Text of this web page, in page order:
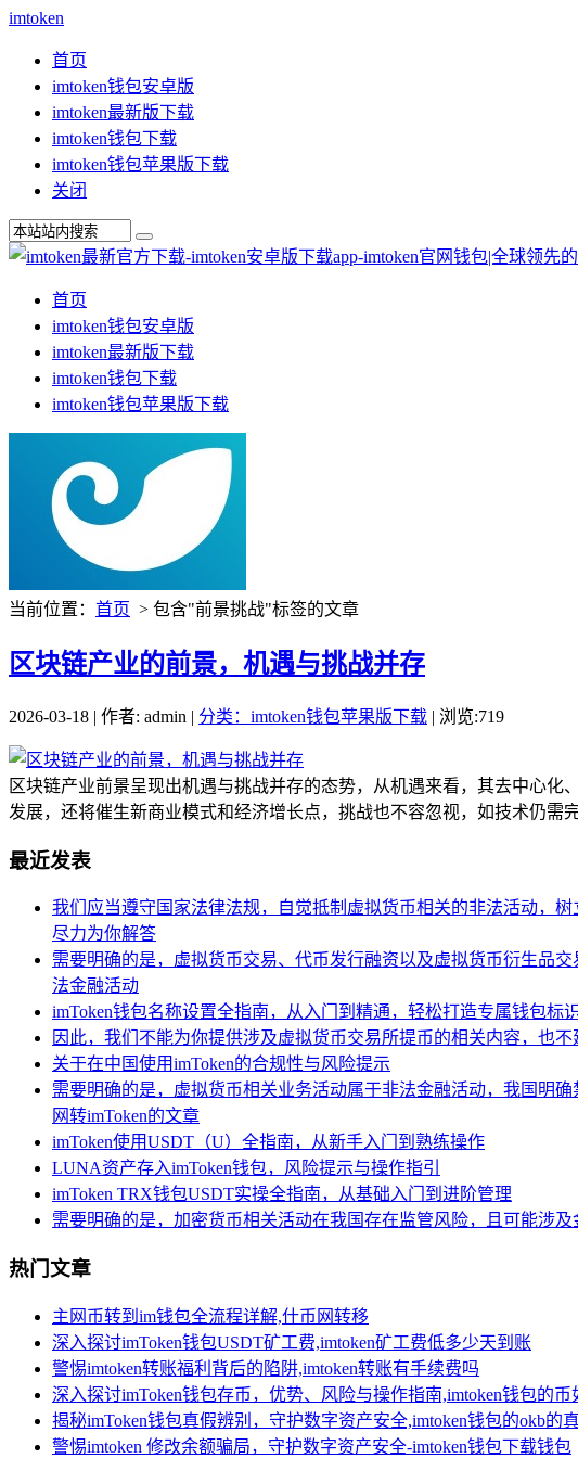
imtoken
首页
imtoken钱包安卓版
imtoken最新版下载
imtoken钱包下载
imtoken钱包苹果版下载
关闭
首页
imtoken钱包安卓版
imtoken最新版下载
imtoken钱包下载
imtoken钱包苹果版下载
当前位置： 首页 > 包含"前景挑战"标签的文章
区块链产业的前景，机遇与挑战并存
2026-03-18 | 作者: admin | 分类：imtoken钱包苹果版下载 | 浏览:719
区块链产业前景呈现出机遇与挑战并存的态势，从机遇来看，其去中心
发展，还将催生新商业模式和经济增长点，挑战也不容忽视，如技术仍需
最近发表
我们应当遵守国家法律法规，自觉抵制虚拟货币相关的非法活动，
尽力为你解答
需要明确的是，虚拟货币交易、代币发行融资以及虚拟货币衍生品
法金融活动
imToken钱包名称设置全指南，从入门到精通，轻松打造专属钱包标
因此，我们不能为你提供涉及虚拟货币交易所提币的相关内容，也
关于在中国使用imToken的合规性与风险提示
需要明确的是，虚拟货币相关业务活动属于非法金融活动，我国明
网转imToken的文章
imToken使用USDT（U）全指南，从新手入门到熟练操作
LUNA资产存入imToken钱包，风险提示与操作指引
imToken TRX钱包USDT实操全指南，从基础入门到进阶管理
需要明确的是，加密货币相关活动在我国存在监管风险，且可能涉
热门文章
主网币转到im钱包全流程详解,什币网转移
深入探讨imToken钱包USDT矿工费,imtoken矿工费低多少天到账
警惕imtoken转账福利背后的陷阱,imtoken转账有手续费吗
深入探讨imToken钱包存币，优势、风险与操作指南,imtoken钱包的币
揭秘imToken钱包真假辨别，守护数字资产安全,imtoken钱包的okb的
警惕imtoken 修改余额骗局，守护数字资产安全-imtoken钱包下载钱包